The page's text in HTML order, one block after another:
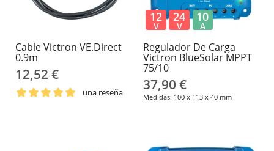
Cable Victron VE.Direct
0.9m
12,52 €
una reseña
Regulador De Carga
Victron BlueSolar MPPT
75/10
37,90 €
Medidas: 100 x 113 x 40 mm
12
V
24
V
10
A